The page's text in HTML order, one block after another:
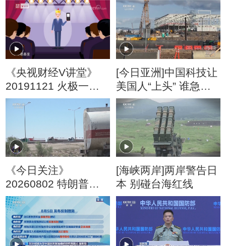
《央视财经V讲堂》
20191121 火极一时
的诺基亚为什么会没
落？
[今日亚洲]中国科技让
美国人“上头” 谁急
了？
《今日关注》
20260802 特朗普叫
停“最大规模”打击 伊
朗称摧毁美军F-35战
机
[海峡两岸]两岸警告日
本 别碰台海红线